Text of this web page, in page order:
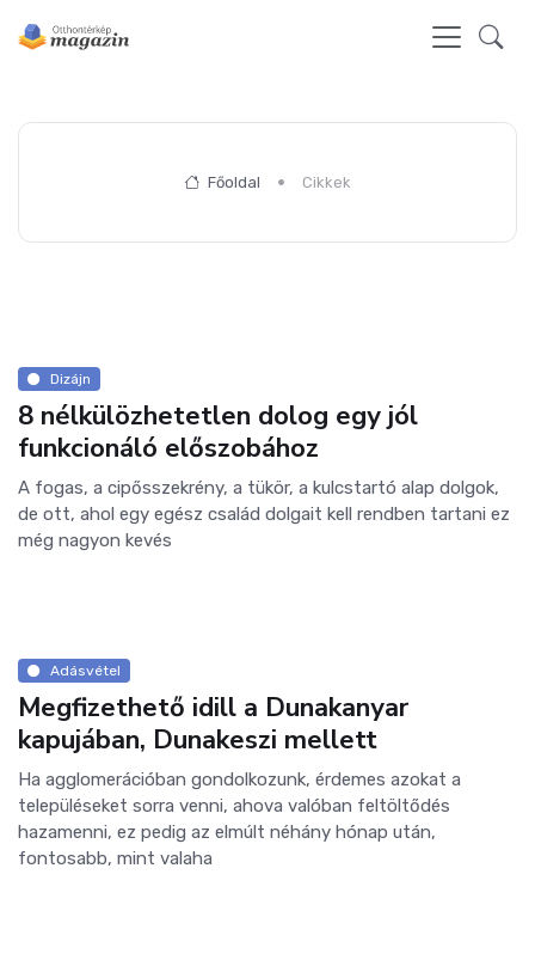
Főoldal Cikkek
Dizájn
8 nélkülözhetetlen dolog egy jól
funkcionáló előszobához
A fogas, a cipősszekrény, a tükör, a kulcstartó alap dolgok,
de ott, ahol egy egész család dolgait kell rendben tartani ez
még nagyon kevés
Adásvétel
Megfizethető idill a Dunakanyar
kapujában, Dunakeszi mellett
Ha agglomerációban gondolkozunk, érdemes azokat a
településeket sorra venni, ahova valóban feltöltődés
hazamenni, ez pedig az elmúlt néhány hónap után,
fontosabb, mint valaha